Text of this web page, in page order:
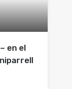
en el